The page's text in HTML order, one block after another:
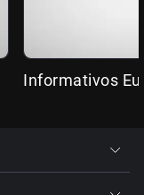
Informativos